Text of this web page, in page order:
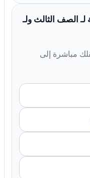
الصف الثالث ولـ
مباشرة إلى